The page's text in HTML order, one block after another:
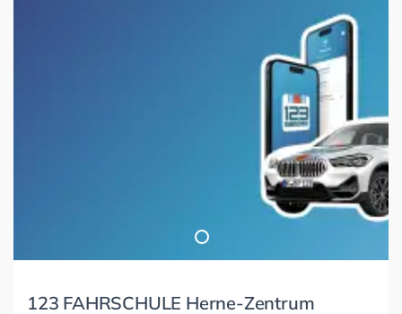
123 FAHRSCHULE Herne-Zentrum